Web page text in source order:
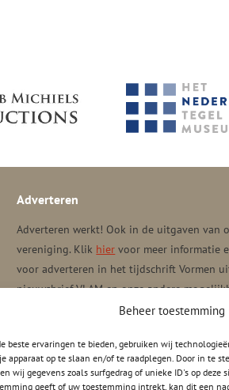
Beheer toestemming
beste ervaringen te bieden, gebruiken wij
apparaat op te slaan en/of te raadplegen. Door in te
wij gegevens zoals surfgedrag of unieke ID's op deze
geeft of uw toestemming intrekt, kan dit een
Adverteren
Adverteren werkt! Ook in de uitgaven van
vereniging. Klik hier voor meer informatie
voor adverteren in het tijdschrift Vormen
nieuwsbrief VLAM en onze andere